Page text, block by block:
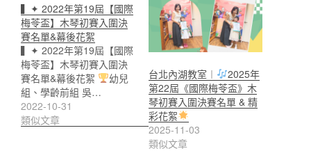
▍✦ 2022年第19屆【國際
梅苓盃】木琴初賽入圍決
賽名單&幕後花絮
▍✦ 2022年第19屆【國際
梅苓盃】木琴初賽入圍決
賽名單&幕後花絮
幼兒
組、學齡前組 吳…
2022-10-31
類似文章
台北內湖教室︱
2025年
第22屆《國際梅苓盃》木
琴初賽入圍決賽名單 & 精
彩花絮
2025-11-03
類似文章